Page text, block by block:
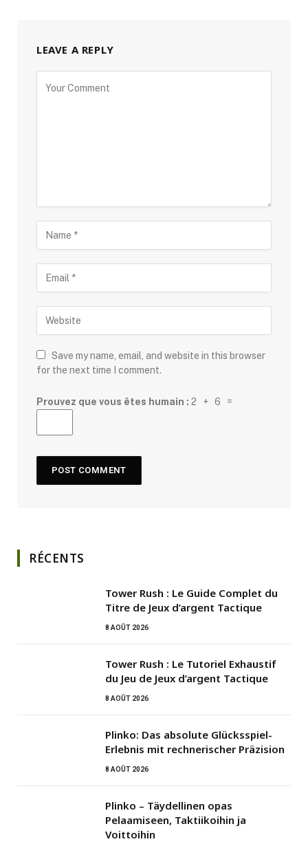
LEAVE A REPLY
Save my name, email, and website in this browser
for the next time I comment.
Prouvez que vous êtes humain : 2 + 6 =
RÉCENTS
Tower Rush : Le Guide Complet du
Titre de Jeux d’argent Tactique
8 AOÛT 2026
Tower Rush : Le Tutoriel Exhaustif
du Jeu de Jeux d’argent Tactique
8 AOÛT 2026
Plinko: Das absolute Glücksspiel-
Erlebnis mit rechnerischer Präzision
8 AOÛT 2026
Plinko – Täydellinen opas
Pelaamiseen, Taktiikoihin ja
Voittoihin